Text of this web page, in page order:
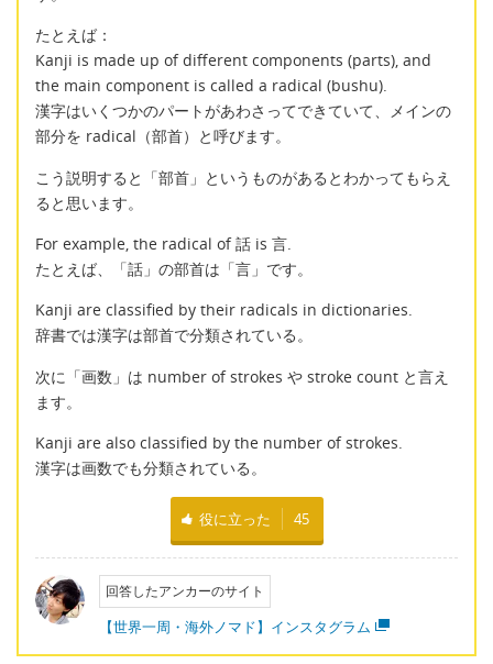
たとえば：
Kanji is made up of different components (parts), and
the main component is called a radical (bushu).
漢字はいくつかのパートがあわさってできていて、メインの
部分を radical（部首）と呼びます。
こう説明すると「部首」というものがあるとわかってもらえ
ると思います。
For example, the radical of 話 is 言.
たとえば、「話」の部首は「言」です。
Kanji are classified by their radicals in dictionaries.
辞書では漢字は部首で分類されている。
次に「画数」は number of strokes や stroke count と言え
ます。
Kanji are also classified by the number of strokes.
漢字は画数でも分類されている。
役に立った 45
回答したアンカーのサイト
【世界一周・海外ノマド】インスタグラム